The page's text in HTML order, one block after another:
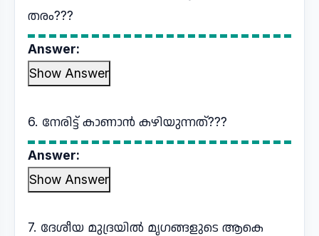
തരം???
Answer:
Show Answer
6. നേരിട്ട് കാണാൻ കഴിയുന്നത്???
Answer:
Show Answer
7. ദേശീയ മുദ്രയിൽ മൃഗങ്ങളുടെ ആകെ